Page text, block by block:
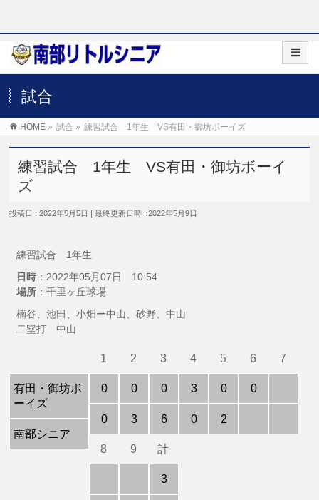
試合
HOME » 試合 » 練習試合 1年生 VS有田・御坊ボーイズ
練習試合 1年生 VS有田・御坊ボーイ
ズ
投稿日 : 2022年5月5日 最終更新日時 : 2022年5月9日
練習試合 1年生
日時 ：2022年05月07日 10:54
場所 ：千里ヶ丘球場
楠谷、池田、小畑ー中山、砂野、中山
二塁打 中山
有田・御坊ボ
ーイズ
南部シニア
1
0
0
2
0
3
3
0
6
4
3
0
5
0
2
6
0
7
8 9 計
3